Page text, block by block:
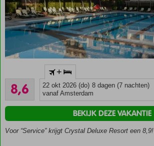
Accommodatie met een
GSTC erkend
duurzaamheidscertificaat
Zwembad
met
3 à-la-
8,6
Aanrader
59
beoordelingen
+
22 okt 2026 (do) 8 dagen (7 nachten)
vanaf Amsterdam
Voor “Service” krijgt Crystal Deluxe Resort een 8,9!
BEKIJK DEZE VAKANTIE